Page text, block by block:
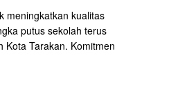
meningkatkan kualitas
putus sekolah terus
Kota Tarakan. Komitmen